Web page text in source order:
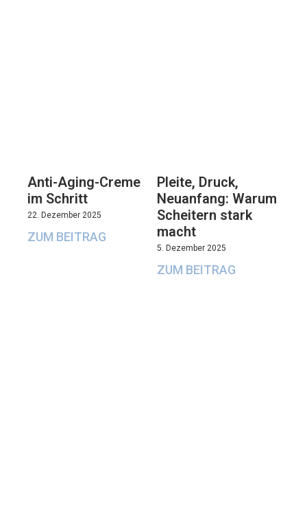
Anti-Aging-Creme
im Schritt
22. Dezember 2025
ZUM BEITRAG
Pleite, Druck,
Neuanfang: Warum
Scheitern stark
macht
5. Dezember 2025
ZUM BEITRAG